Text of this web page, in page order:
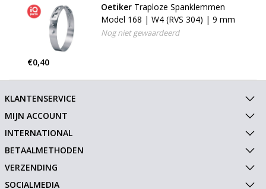
Oetiker Traploze Spanklemmen
Model 168 | W4 (RVS 304) | 9 mm
Nog niet gewaardeerd
€0,40
KLANTENSERVICE
MIJN ACCOUNT
INTERNATIONAL
BETAALMETHODEN
VERZENDING
SOCIALMEDIA